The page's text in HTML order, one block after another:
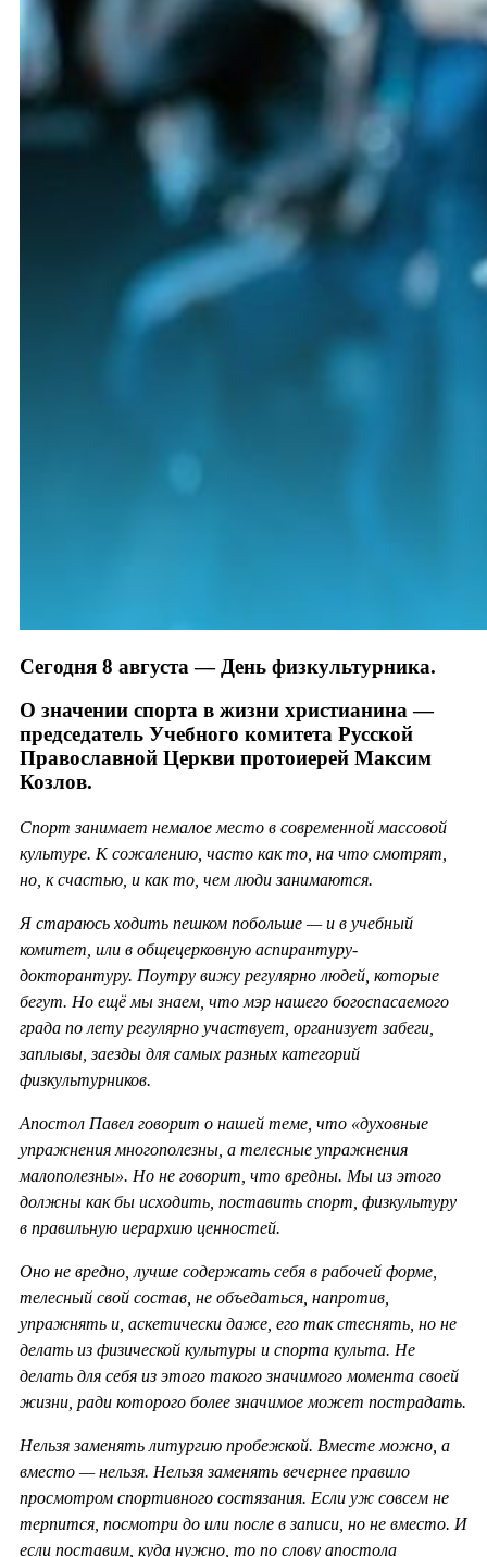
Сегодня 8 августа — День физкультурника.
О значении спорта в жизни христианина —
председатель Учебного комитета Русской
Православной Церкви протоиерей Максим
Козлов.
Спорт занимает немалое место в современной массовой
культуре. К сожалению, часто как то, на что смотрят,
но, к счастью, и как то, чем люди занимаются.
Я стараюсь ходить пешком побольше — и в учебный
комитет, или в общецерковную аспирантуру-
докторантуру. Поутру вижу регулярно людей, которые
бегут. Но ещё мы знаем, что мэр нашего богоспасаемого
града по лету регулярно участвует, организует забеги,
заплывы, заезды для самых разных категорий
физкультурников.
Апостол Павел говорит о нашей теме, что «духовные
упражнения многополезны, а телесные упражнения
малополезны». Но не говорит, что вредны. Мы из этого
должны как бы исходить, поставить спорт, физкультуру
в правильную иерархию ценностей.
Оно не вредно, лучше содержать себя в рабочей форме,
телесный свой состав, не объедаться, напротив,
упражнять и, аскетически даже, его так стеснять, но не
делать из физической культуры и спорта культа. Не
делать для себя из этого такого значимого момента своей
жизни, ради которого более значимое может пострадать.
Нельзя заменять литургию пробежкой. Вместе можно, а
вместо — нельзя. Нельзя заменять вечернее правило
просмотром спортивного состязания. Если уж совсем не
терпится, посмотри до или после в записи, но не вместо. И
если поставим, куда нужно, то по слову апостола